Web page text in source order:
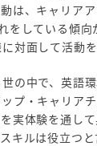
は、キャリア
をしている傾
対面して活動
の中で、英語
プ・キャリア
実体験を通し
キルは役立つと